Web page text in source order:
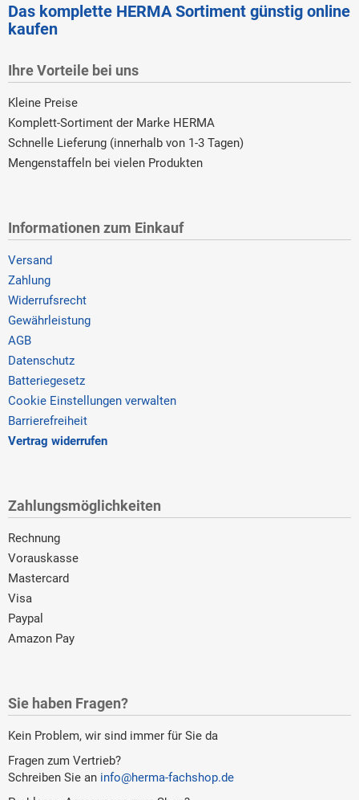
Das komplette HERMA Sortiment günstig online
kaufen
Ihre Vorteile bei uns
Kleine Preise
Komplett-Sortiment der Marke HERMA
Schnelle Lieferung (innerhalb von 1-3 Tagen)
Mengenstaffeln bei vielen Produkten
Informationen zum Einkauf
Versand
Zahlung
Widerrufsrecht
Gewährleistung
AGB
Datenschutz
Batteriegesetz
Cookie Einstellungen verwalten
Barrierefreiheit
Vertrag widerrufen
Zahlungsmöglichkeiten
Rechnung
Vorauskasse
Mastercard
Visa
Paypal
Amazon Pay
Sie haben Fragen?
Kein Problem, wir sind immer für Sie da
Fragen zum Vertrieb?
Schreiben Sie an info@herma-fachshop.de